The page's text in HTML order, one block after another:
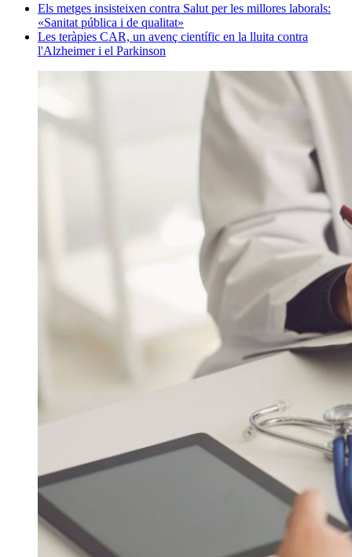
Els metges insisteixen contra Salut per les millores laborals:
«Sanitat pública i de qualitat»
Les teràpies CAR, un avenç científic en la lluita contra
l'Alzheimer i el Parkinson